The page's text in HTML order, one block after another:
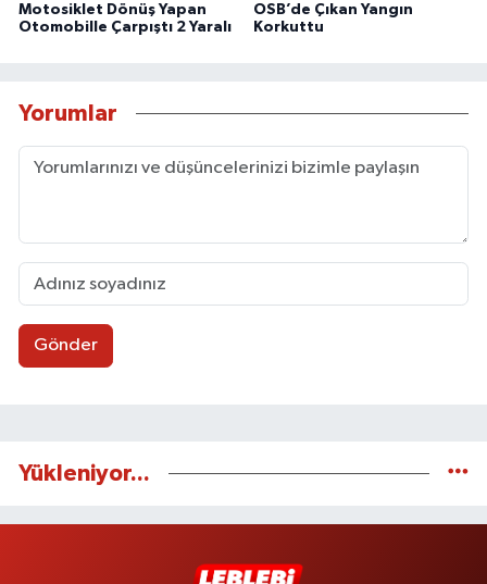
Motosiklet Dönüş Yapan
Otomobille Çarpıştı 2 Yaralı
OSB’de Çıkan Yangın
Korkuttu
Yorumlar
Gönder
Yükleniyor...